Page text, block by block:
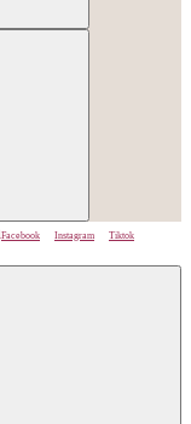
Facebook Instagram
Tiktok